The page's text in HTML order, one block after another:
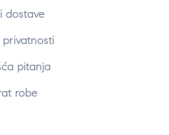
dostave
privatnosti
pitanja
robe